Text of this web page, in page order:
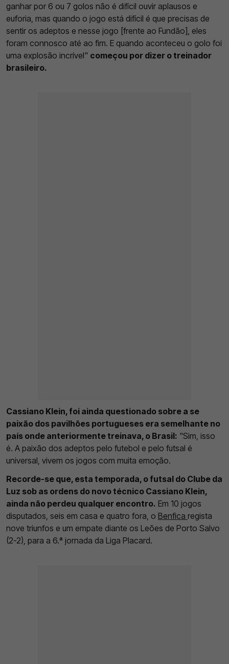
ganhar por 6 ou 7 golos não é difícil ouvir aplausos e
euforia, mas quando o jogo está difícil é que precisas de
sentir os adeptos e nesse jogo [frente ao Fundão], eles
foram connosco até ao fim. E quando aconteceu o golo foi
uma explosão incrível" começou por dizer o treinador
brasileiro.
Cassiano Klein, foi ainda questionado sobre a se
paixão dos pavilhões portugueses era semelhante no
país onde anteriormente treinava, o Brasil: "Sim, isso
é. A paixão dos adeptos pelo futebol e pelo futsal é
universal, vivem os jogos com muita emoção.
Recorde-se que, esta temporada, o futsal do Clube da
Luz sob as ordens do novo técnico Cassiano Klein,
ainda não perdeu qualquer encontro. Em 10 jogos
disputados, seis em casa e quatro fora, o Benfica regista
nove triunfos e um empate diante os Leões de Porto Salvo
(2-2), para a 6.ª jornada da Liga Placard.